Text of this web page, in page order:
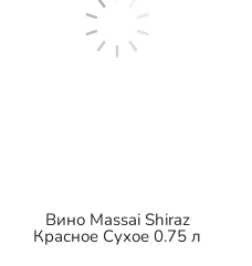
Вино Massai Shiraz
Красное Сухое 0.75 л